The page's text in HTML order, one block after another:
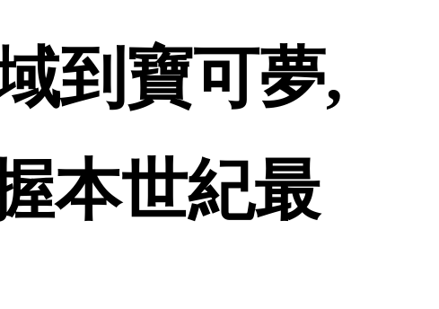
到寶可夢,
本世紀最